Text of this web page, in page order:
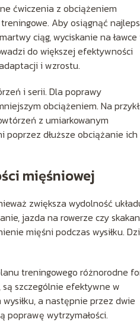
ćwiczenia z obciążeniem
Aby osiągnąć
ciąg, wyciskanie na ławce
do większej efektywności
i wzrostu.
i serii. Dla poprawy
obciążeniem. Na
z umiarkowanym
poprzez dłuższe obciążanie ich
mięśniowej
zwiększa wydolność
jazda na rowerze czy
mięśni podczas wysiłku.
treningowego różnorodne
są szczególnie efektywne w
a następnie przez dwie
wytrzymałości.